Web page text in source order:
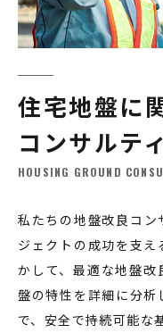
住宅地盤に
コンサルテ
HOUSING GROUND
私たちの地盤改良コン
ジェクトの成功を支
かして、最適な地盤
盤の特性を詳細に分析
で、安全で持続可能な